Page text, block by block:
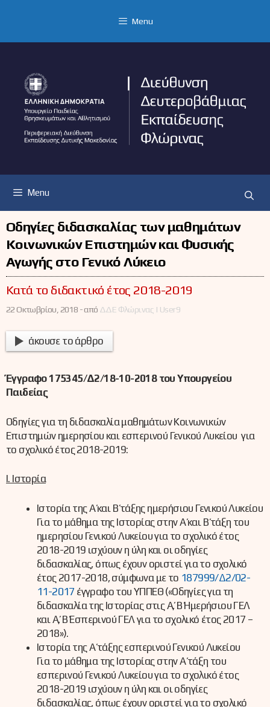
Menu
Menu
Οδηγίες διδασκαλίας των μαθημάτων
Κοινωνικών Επιστημών και Φυσικής
Αγωγής στο Γενικό Λύκειο
Κατά το διδακτικό έτος 2018-2019
22 Οκτωβρίου, 2018 -από ΔΔΕ Φλώρινας | User9
άκουσε το άρθρο
Έγγραφο 175345/Δ2/18-10-2018 του Υπουργείου
Παιδείας
Οδηγίες για τη διδασκαλία μαθημάτων Κοινωνικών
Επιστημών ημερησίου και εσπερινού Γενικού Λυκείου για
το σχολικό έτος 2018-2019:
Ι. Ιστορία
Ιστορία της Α΄ και Β΄ τάξης ημερήσιου Γενικού Λυκείου
Για το μάθημα της Ιστορίας στην Α΄ και Β΄ τάξη του
ημερησίου Γενικού Λυκείου για το σχολικό έτος
2018-2019 ισχύουν η ύλη και οι οδηγίες
διδασκαλίας, όπως έχουν οριστεί για το σχολικό
έτος 2017-2018, σύμφωνα με το 187999/Δ2/02-
11-2017 έγγραφο του ΥΠΠΕΘ («Οδηγίες για τη
διδασκαλία της Ιστορίας στις Α΄, Β΄ Ημερήσιου ΓΕΛ
και Α΄, Β΄ Εσπερινού ΓΕΛ για το σχολικό έτος 2017 –
2018»).
Ιστορία της Α΄ τάξης εσπερινού Γενικού Λυκείου
Για το μάθημα της Ιστορίας στην Α΄ τάξη του
εσπερινού Γενικού Λυκείου για το σχολικό έτος
2018-2019 ισχύουν η ύλη και οι οδηγίες
διδασκαλίας, όπως έχουν οριστεί για το σχολικό